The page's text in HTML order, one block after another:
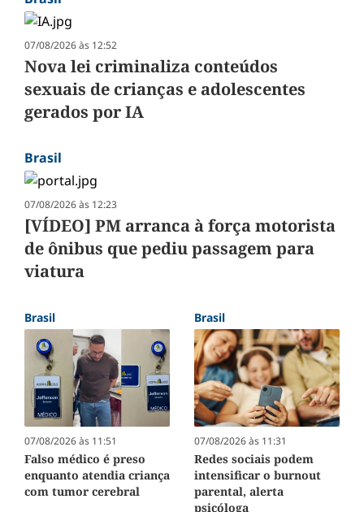
07/08/2026 às 12:52
Nova lei criminaliza conteúdos
sexuais de crianças e adolescentes
gerados por IA
Brasil
07/08/2026 às 12:23
[VÍDEO] PM arranca à força motorista
de ônibus que pediu passagem para
viatura
Brasil
07/08/2026 às 11:51
Falso médico é preso
enquanto atendia criança
com tumor cerebral
Brasil
07/08/2026 às 11:31
Redes sociais podem
intensificar o burnout
parental, alerta
psicóloga